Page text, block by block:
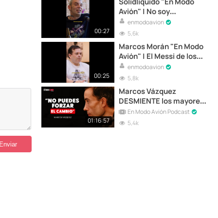
00:27
Avión" | No soy
suficientemente bueno
enmodoavion
5,6k
00:25
Marcos Morán "En Modo
Avión" | El Messi de los
fogones
enmodoavion
5,8k
01:16:57
Marcos Vázquez
DESMIENTE los mayores
MITOS sobre SALUD |
FITNESS
En Modo Avión Podcast
5,4k